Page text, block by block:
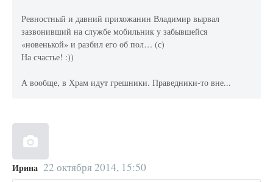
Ревностный и давний прихожанин Владимир вырвал
зазвонивший на службе мобильник у забывшейся
«новенькой» и разбил его об пол… (с)
На счастье! :))
А вообще, в Храм идут грешники. Праведники-то вне...
Ирина 22 октября 2014, 15:50